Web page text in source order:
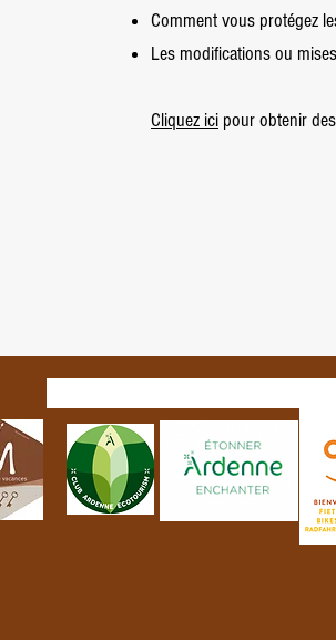
Comment vous protégez
Les modifications ou
Cliquez ici pour obtenir